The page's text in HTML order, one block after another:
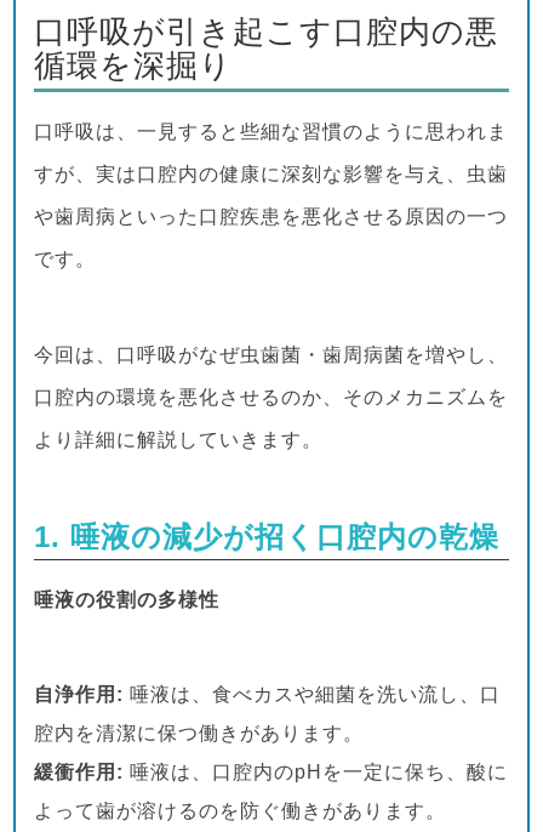
口呼吸が引き起こす口腔内の悪
循環を深掘り
口呼吸は、一見すると些細な習慣のように思われま
すが、実は口腔内の健康に深刻な影響を与え、虫歯
や歯周病といった口腔疾患を悪化させる原因の一つ
です。
今回は、口呼吸がなぜ虫歯菌・歯周病菌を増やし、
口腔内の環境を悪化させるのか、そのメカニズムを
より詳細に解説していきます。
1. 唾液の減少が招く口腔内の乾燥
唾液の役割の多様性
自浄作用: 唾液は、食べカスや細菌を洗い流し、口
腔内を清潔に保つ働きがあります。
緩衝作用: 唾液は、口腔内のpHを一定に保ち、酸に
よって歯が溶けるのを防ぐ働きがあります。